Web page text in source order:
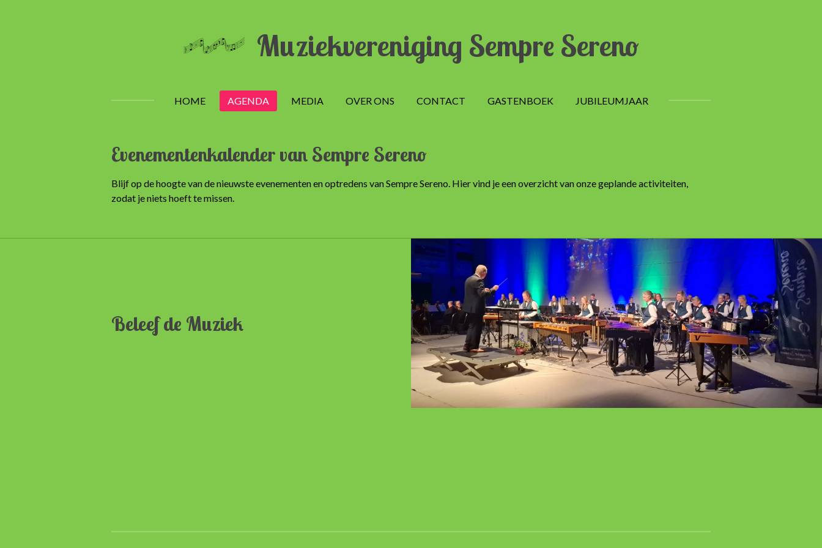
Muziekvereniging Sempre Sereno
HOME AGENDA MEDIA OVER ONS CONTACT GASTENBOEK JUBILEUMJAAR
Evenementenkalender van Sempre Sereno
Blijf op de hoogte van de nieuwste evenementen en optredens van Sempre Sereno. Hier vind je een overzicht van onze geplande activiteiten,
zodat je niets hoeft te missen.
Beleef de Muziek